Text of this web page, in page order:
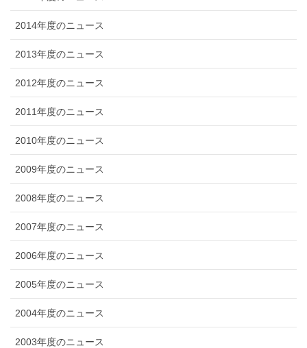
2014年度のニュース
2013年度のニュース
2012年度のニュース
2011年度のニュース
2010年度のニュース
2009年度のニュース
2008年度のニュース
2007年度のニュース
2006年度のニュース
2005年度のニュース
2004年度のニュース
2003年度のニュース